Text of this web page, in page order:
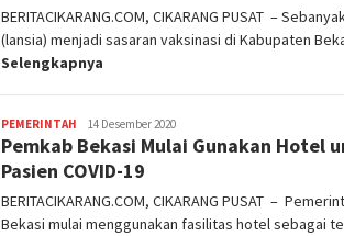
BERITACIKARANG.COM, CIKARANG PUSAT –
(lansia) menjadi sasaran vaksinasi di Kabupaten
Selengkapnya
PEMERINTAH admin
14 Desember 2020
Pemkab Bekasi Mulai Gunakan Hotel
Pasien COVID-19
BERITACIKARANG.COM, CIKARANG PUSAT –
Bekasi mulai menggunakan fasilitas hotel sebagai